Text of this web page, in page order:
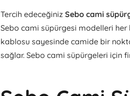
Tercih edeceğinizSebo cami
Sebo cami süpürgesi modelleri
kablosu sayesinde camide bir
sağlar. Sebo cami süpürgeleri için